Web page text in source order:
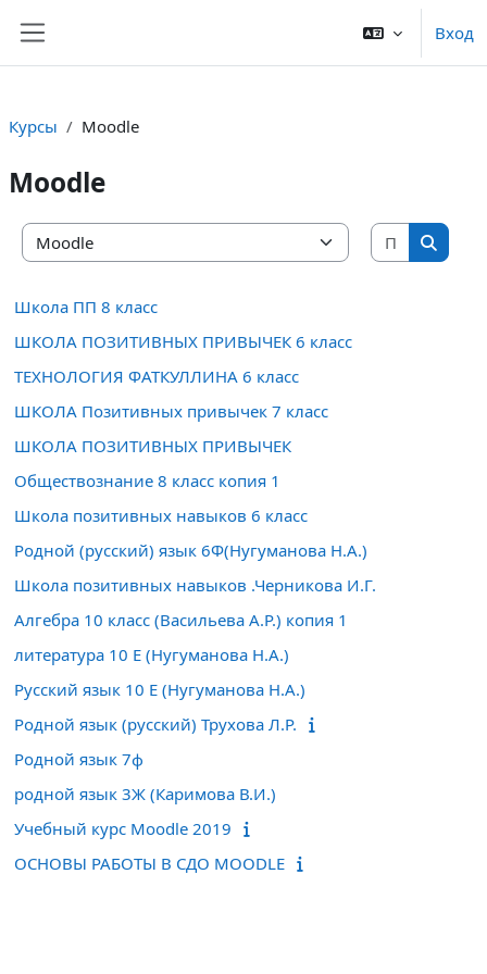
Вход
Курсы Moodle
Moodle
Категории курсов
Поиск
Поиск
Школа ПП 8 класс
ШКОЛА ПОЗИТИВНЫХ ПРИВЫЧЕК 6 класс
ТЕХНОЛОГИЯ ФАТКУЛЛИНА 6 класс
ШКОЛА Позитивных привычек 7 класс
ШКОЛА ПОЗИТИВНЫХ ПРИВЫЧЕК
Обществознание 8 класс копия 1
Школа позитивных навыков 6 класс
Родной (русский) язык 6Ф(Нугуманова Н.А.)
Школа позитивных навыков .Черникова И.Г.
Алгебра 10 класс (Васильева А.Р.) копия 1
литература 10 Е (Нугуманова Н.А.)
Русский язык 10 Е (Нугуманова Н.А.)
Родной язык (русский) Трухова Л.Р.
Родной язык 7ф
родной язык 3Ж (Каримова В.И.)
Учебный курс Moodle 2019
ОСНОВЫ РАБОТЫ В СДО MOODLE